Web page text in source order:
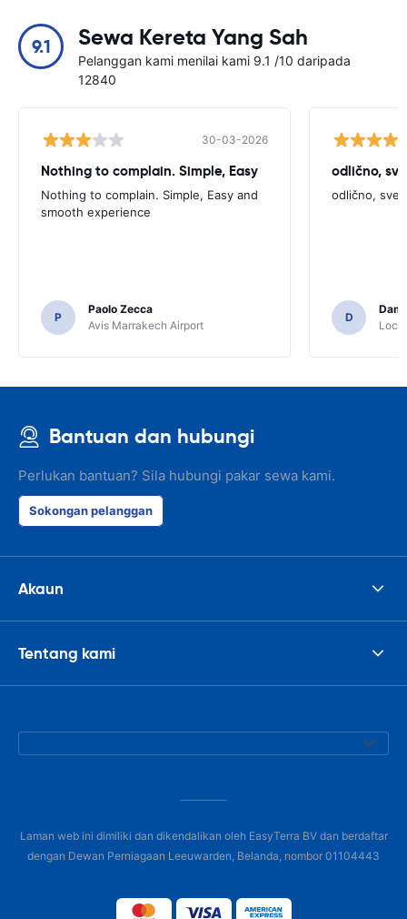
9.1 Sewa Kereta Yang Sah
Pelanggan kami menilai kami 9.1 /10 daripada
12840
30-03-2026
Nothing to complain. Simple, Easy
Nothing to complain. Simple, Easy and
smooth experience
P
Paolo Zecca
Avis Marrakech Airport
odlično,
odlično, sve
D
Bantuan dan hubungi
Perlukan bantuan? Sila hubungi pakar sewa kami.
Sokongan pelanggan
Akaun
Tentang kami
Laman web ini dimiliki dan dikendalikan oleh EasyTerra BV dan berdaftar
dengan Dewan Perniagaan Leeuwarden, Belanda, nombor 01104443